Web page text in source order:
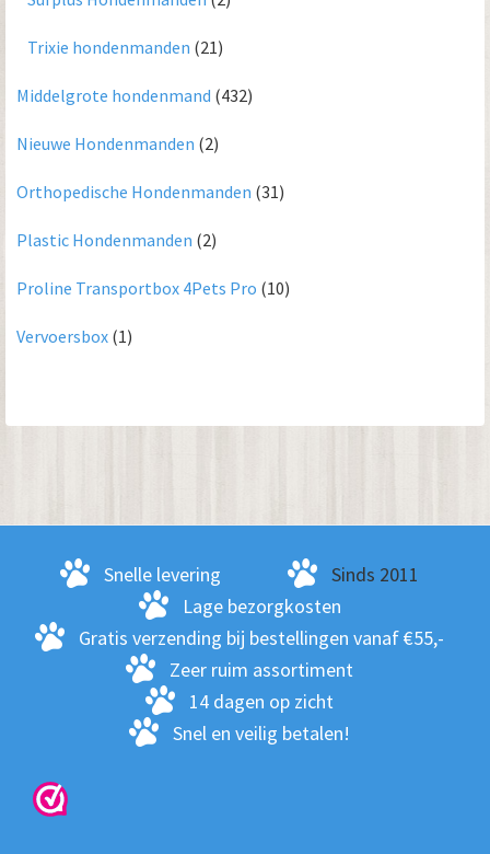
Trixie hondenmanden (21)
Middelgrote hondenmand (432)
Nieuwe Hondenmanden (2)
Orthopedische Hondenmanden (31)
Plastic Hondenmanden (2)
Proline Transportbox 4Pets Pro (10)
Vervoersbox (1)
Snelle levering
Sinds 2011
Lage bezorgkosten
Gratis verzending bij bestellingen vanaf €55,-
Zeer ruim assortiment
14 dagen op zicht
Snel en veilig betalen!